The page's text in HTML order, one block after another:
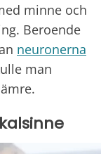
minne och
Beroende
neuronerna
man